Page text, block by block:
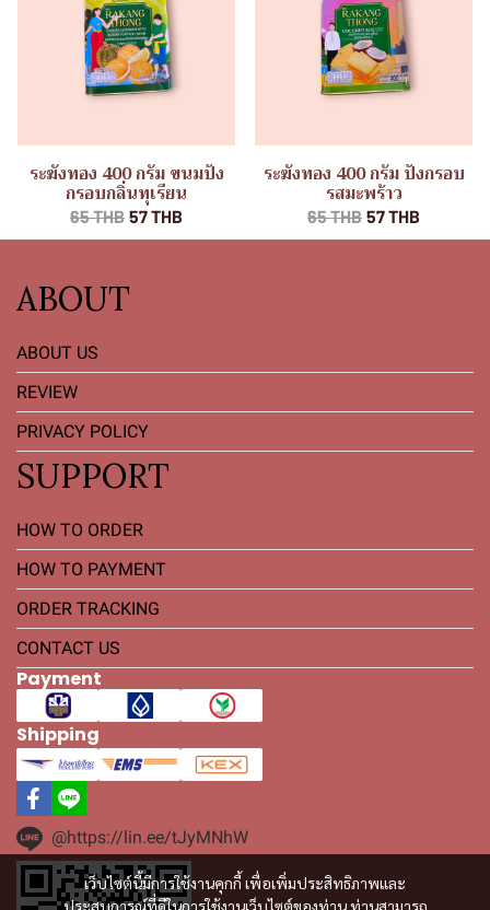
ระฆังทอง 400 กรัม ขนมปัง
กรอบกลิ่นทุเรียน
65 THB 57 THB
ระฆังทอง 400 กรัม ปังกรอบ
รสมะพร้าว
65 THB 57 THB
เว็บไซต์นี้มีการใช้งานคุกกี้ เพื่อเพิ่มประสิทธิภาพและ
ประสบการณ์ที่ดีในการใช้งานเว็บไซต์ของท่าน ท่านสามารถ
ABOUT
ABOUT US
REVIEW
PRIVACY POLICY
SUPPORT
HOW TO ORDER
HOW TO PAYMENT
ORDER TRACKING
CONTACT US
Payment
Shipping
@https://lin.ee/tJyMNhW